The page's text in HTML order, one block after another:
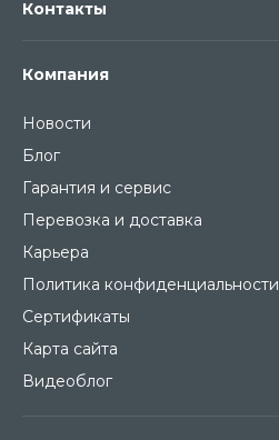
Компания
Новости
Блог
Гарантия и сервис
Перевозка и доставка
Карьера
Политика конфиденциальности
Сертификаты
Карта сайта
Видеоблог
Контакты